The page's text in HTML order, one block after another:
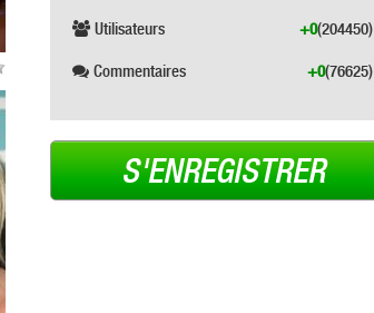
Utilisateurs (204450)
+0
Commentaires (76625)
+0
S'ENREGISTRER